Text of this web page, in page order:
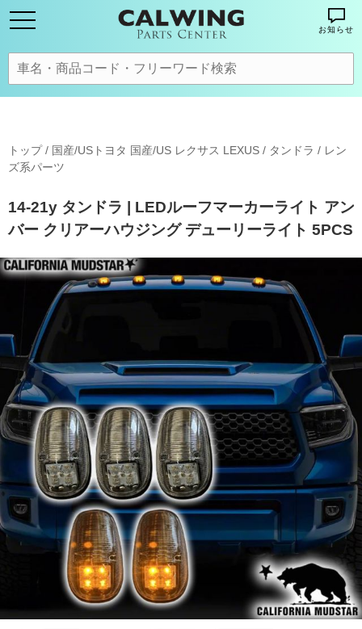
お知らせ
トップ/ 国産/USトヨタ 国産/US レクサス LEXUS / タンドラ / レン
ズ系パーツ
14-21y タンドラ | LEDルーフマーカーライト アン
バー クリアーハウジング デューリーライト 5PCS